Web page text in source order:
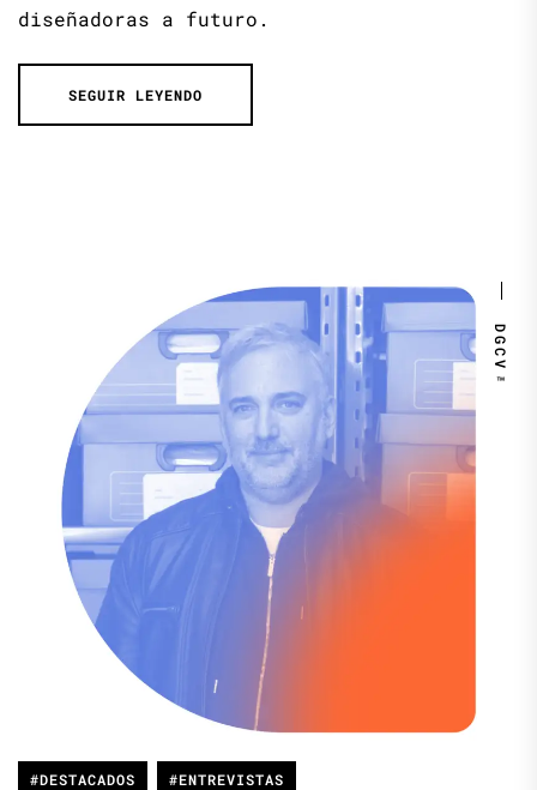
diseñadoras a futuro.
SEGUIR LEYENDO
DGCV™
#DESTACADOS #ENTREVISTAS